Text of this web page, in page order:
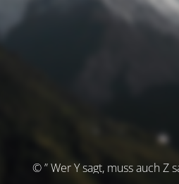
© ” Wer Y sagt, muss auch Z